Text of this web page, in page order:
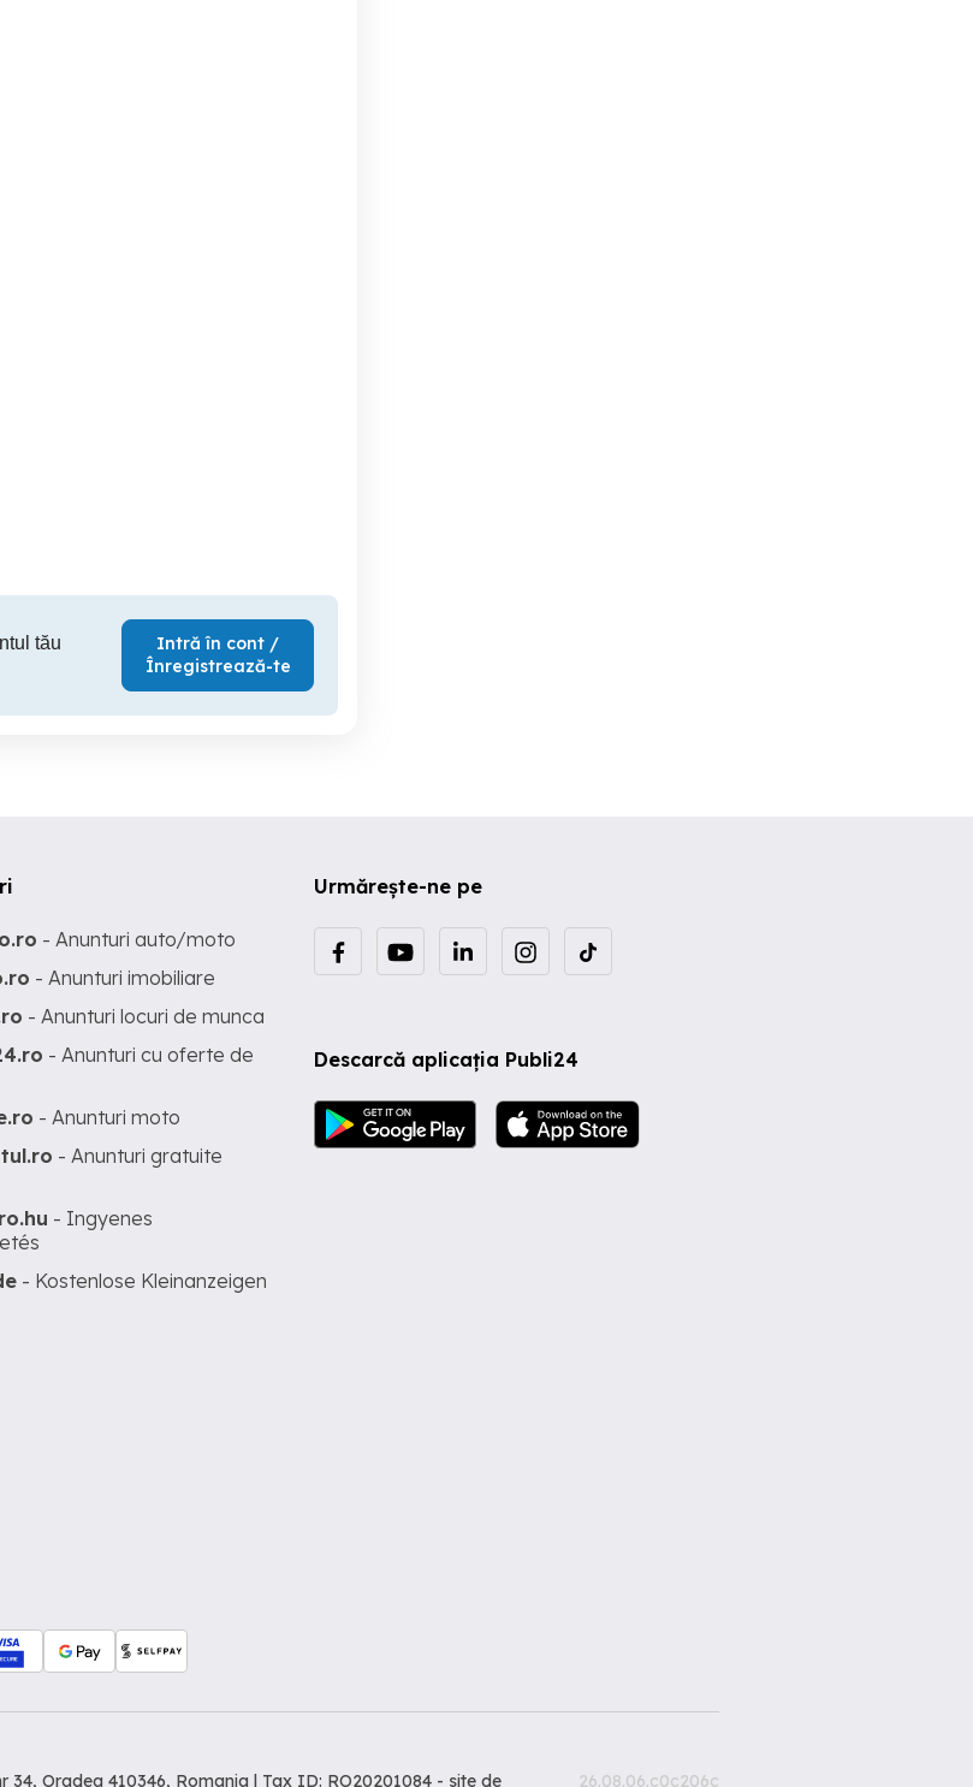
tău
Intră în cont /
Înregistrează-te
Urmărește-ne pe
Descarcă aplicația Publi24
- Anunturi auto/moto
- Anunturi imobiliare
- Anunturi locuri de munca
- Anunturi cu oferte de
- Anunturi moto
- Anunturi gratuite
- Ingyenes
- Kostenlose Kleinanzeigen
34, Oradea 410346, Romania | Tax ID: RO20201084 - site de 26.08.06.c0c206c